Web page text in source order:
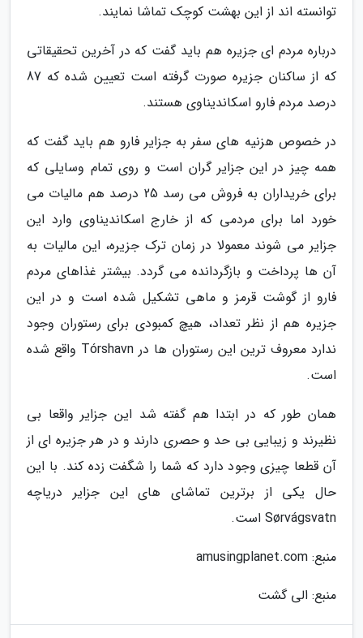
توانسته اند از این بهشت کوچک تماشا نمایند.
درباره مردم ای جزیره هم باید گفت که در آخرین تحقیقاتی
که از ساکنان جزیره صورت گرفته است تعیین شده که 87
درصد مردم فارو اسکاندیناوی هستند.
در خصوص هزنیه های سفر به جزایر فارو هم باید گفت که
همه چیز در این جزایر گران است و روی تمام وسایلی که
برای خریداران به فروش می رسد 25 درصد هم مالیات می
خورد اما برای مردمی که از خارج اسکاندیناوی وارد این
جزایر می شوند معمولا در زمان ترک جزیره، این مالیات به
آن ها پرداخت و بازگردانده می گردد. بیشتر غذاهای مردم
فارو از گوشت قرمز و ماهی تشکیل شده است و در این
جزیره هم از نظر تعداد، هیچ کمبودی برای رستوران وجود
ندارد معروف ترین این رستوران ها در Tórshavn واقع شده
است.
همان طور که در ابتدا هم گفته شد این جزایر واقعا بی
نظیرند و زیبایی بی حد و حصری دارند و در هر جزیره ای از
آن قطعا چیزی وجود دارد که شما را شگفت زده کند. با این
حال یکی از برترین تماشای های این جزایر دریاچه
Sørvágsvatn است.
منبع: amusingplanet.com
منبع: الی گشت